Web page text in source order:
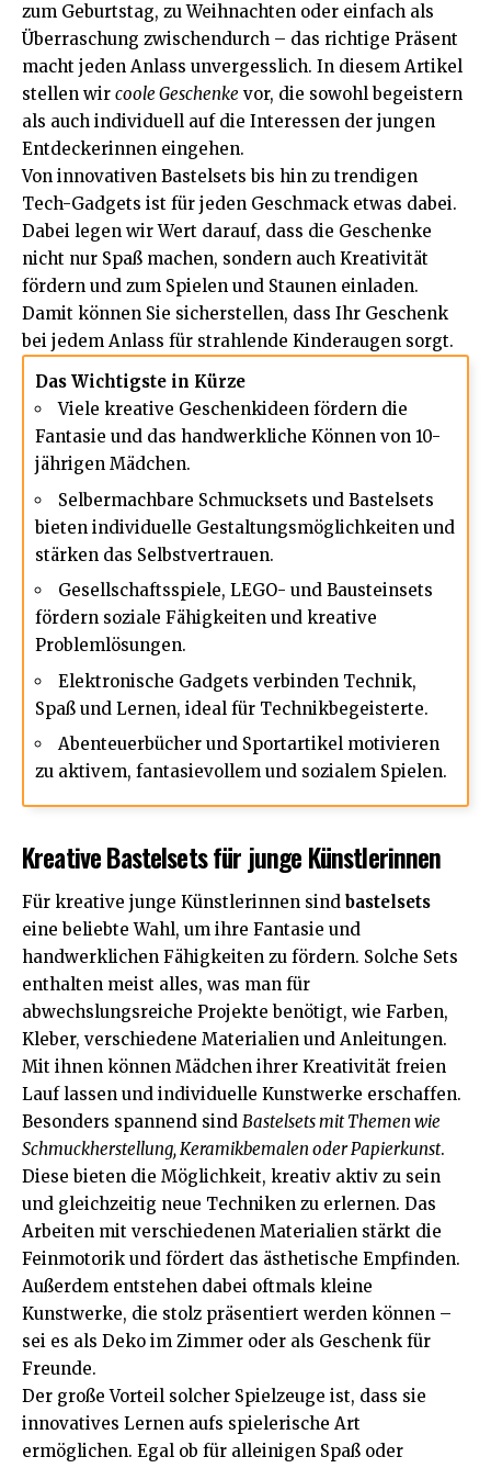
zum Geburtstag, zu Weihnachten oder einfach als
Überraschung zwischendurch – das richtige Präsent
macht jeden Anlass unvergesslich. In diesem Artikel
stellen wir coole Geschenke vor, die sowohl begeistern
als auch individuell auf die Interessen der jungen
Entdeckerinnen eingehen.
Von innovativen Bastelsets bis hin zu trendigen
Tech-Gadgets ist für jeden Geschmack etwas dabei.
Dabei legen wir Wert darauf, dass die Geschenke
nicht nur Spaß machen, sondern auch Kreativität
fördern und zum Spielen und Staunen einladen.
Damit können Sie sicherstellen, dass Ihr Geschenk
bei jedem Anlass für strahlende Kinderaugen sorgt.
Das Wichtigste in Kürze
Viele kreative Geschenkideen fördern die
Fantasie und das handwerkliche Können von 10-
jährigen Mädchen.
Selbermachbare Schmucksets und Bastelsets
bieten individuelle Gestaltungsmöglichkeiten und
stärken das Selbstvertrauen.
Gesellschaftsspiele, LEGO- und Bausteinsets
fördern soziale Fähigkeiten und kreative
Problemlösungen.
Elektronische Gadgets verbinden Technik,
Spaß und Lernen, ideal für Technikbegeisterte.
Abenteuerbücher und Sportartikel motivieren
zu aktivem, fantasievollem und sozialem Spielen.
Kreative Bastelsets für junge Künstlerinnen
Für kreative junge Künstlerinnen sind bastelsets
eine beliebte Wahl, um ihre Fantasie und
handwerklichen Fähigkeiten zu fördern. Solche Sets
enthalten meist alles, was man für
abwechslungsreiche Projekte benötigt, wie Farben,
Kleber, verschiedene Materialien und Anleitungen.
Mit ihnen können Mädchen ihrer Kreativität freien
Lauf lassen und individuelle Kunstwerke erschaffen.
Besonders spannend sind Bastelsets mit Themen wie
Schmuckherstellung, Keramikbemalen oder Papierkunst.
Diese bieten die Möglichkeit, kreativ aktiv zu sein
und gleichzeitig neue Techniken zu erlernen. Das
Arbeiten mit verschiedenen Materialien stärkt die
Feinmotorik und fördert das ästhetische Empfinden.
Außerdem entstehen dabei oftmals kleine
Kunstwerke, die stolz präsentiert werden können –
sei es als Deko im Zimmer oder als Geschenk für
Freunde.
Der große Vorteil solcher Spielzeuge ist, dass sie
innovatives Lernen aufs spielerische Art
ermöglichen. Egal ob für alleinigen Spaß oder